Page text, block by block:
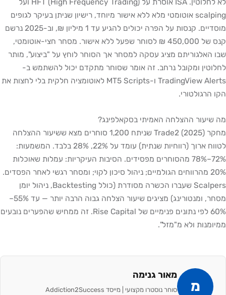
לא לחלוטין. ISA אוסרת על HFT (High Frequency Trading) ועל
scalping אוטומטי מלא ללא אישור מיוחד, רישיון שניתן בעיקר לגופים
מוסדיים. קנסות על הפרה יכולים להגיע עד 1 מיליון ₪, וב-2025 נרשם
קנס של 450,000 ₪ לסוחר שפעל ללא אישור. מסחר חצי-אוטומטי,
שבו האלגוריתם מציג עסקה למסחר אך הסוחר לוחץ על "ביצוע", מותר
לחלוטין ומקובל נרחב. זה אומר שסוחר מתקדם יכול להשתמש ב-
TradingView Alerts ו-MT5 Scripts לאוטומציה חלקית בלי לחצות את
הקו הרגולטורי.
מה שיעור ההצלחה האמיתי בסקאלפינג?
מחקר Trade2 (2025) שניתח 1,200 סוחרים מצא ששיעור ההצלחה
לטווח ארוך (רווחיות שנתית) עומד על 22%, 28% בלבד. המשמעות:
72%–78% מהסוחרים מפסידים. הסיבות העיקריות: עמלות שאוכלות
20% מהרווחים הגולמיים; ניהול סיכון לקוי; ומסחר רגשי לאחר הפסדים.
Scalpers שעברו הכשרה מסודרת (כולל Backtesting, ניהול יומן
מסחר, ומנטורינג) מציגים שיעור הצלחה גבוה הרבה יותר — עד 55%–
60% לפי נתונים פנימיים של Rise Capital. זה ממחיש שהפערים נובעים
ממיומנות ולא מ"מזל".
מ
מאור גנימה
סוחר נוסטרו מקצועי | מייסד Addiction2Success